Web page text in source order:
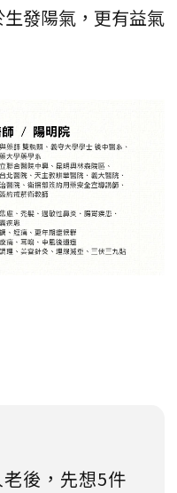
發陽氣，更有益氣
後，先想5件